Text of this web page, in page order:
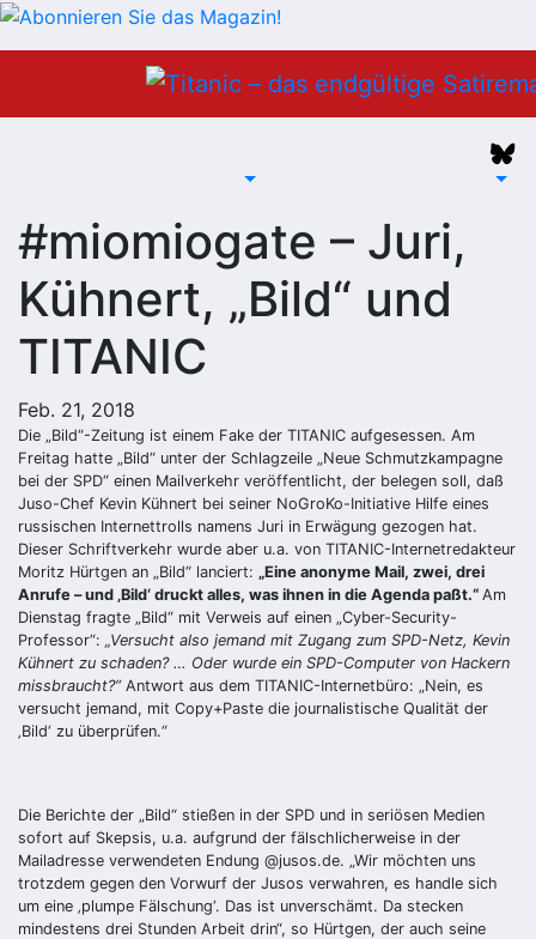
#miomiogate – Juri,
Kühnert, „Bild“ und
TITANIC
Feb. 21, 2018
Die „Bild“-Zeitung ist einem Fake der TITANIC aufgesessen. Am
Freitag hatte „Bild“ unter der Schlagzeile „Neue Schmutzkampagne
bei der SPD“ einen Mailverkehr veröffentlicht, der belegen soll, daß
Juso-Chef Kevin Kühnert bei seiner NoGroKo-Initiative Hilfe eines
russischen Internettrolls namens Juri in Erwägung gezogen hat.
Dieser Schriftverkehr wurde aber u.a. von TITANIC-Internetredakteur
Moritz Hürtgen an „Bild“ lanciert: „Eine anonyme Mail, zwei, drei
Anrufe – und ‚Bild‘ druckt alles, was ihnen in die Agenda paßt.“ Am
Dienstag fragte „Bild“ mit Verweis auf einen „Cyber-Security-
Professor“: „Versucht also jemand mit Zugang zum SPD-Netz, Kevin
Kühnert zu schaden? … Oder wurde ein SPD-Computer von Hackern
missbraucht?“Antwort aus dem TITANIC-Internetbüro: „Nein, es
versucht jemand, mit Copy+Paste die journalistische Qualität der
‚Bild‘ zu überprüfen.“
Die Berichte der „Bild“ stießen in der SPD und in seriösen Medien
sofort auf Skepsis, u.a. aufgrund der fälschlicherweise in der
Mailadresse verwendeten Endung @jusos.de. „Wir möchten uns
trotzdem gegen den Vorwurf der Jusos verwahren, es handle sich
um eine ‚plumpe Fälschung‘. Das ist unverschämt. Da stecken
mindestens drei Stunden Arbeit drin“, so Hürtgen, der auch seine